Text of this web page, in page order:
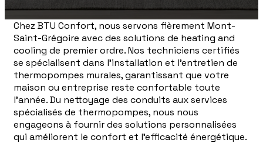
Chez BTU Confort, nous servons fièrement Mont-
Saint-Grégoire avec des solutions de heating and
cooling de premier ordre. Nos techniciens certifiés
se spécialisent dans l'installation et l'entretien de
thermopompes murales, garantissant que votre
maison ou entreprise reste confortable toute
l'année. Du nettoyage des conduits aux services
spécialisés de thermopompes, nous nous
engageons à fournir des solutions personnalisées
qui améliorent le confort et l'efficacité énergétique.